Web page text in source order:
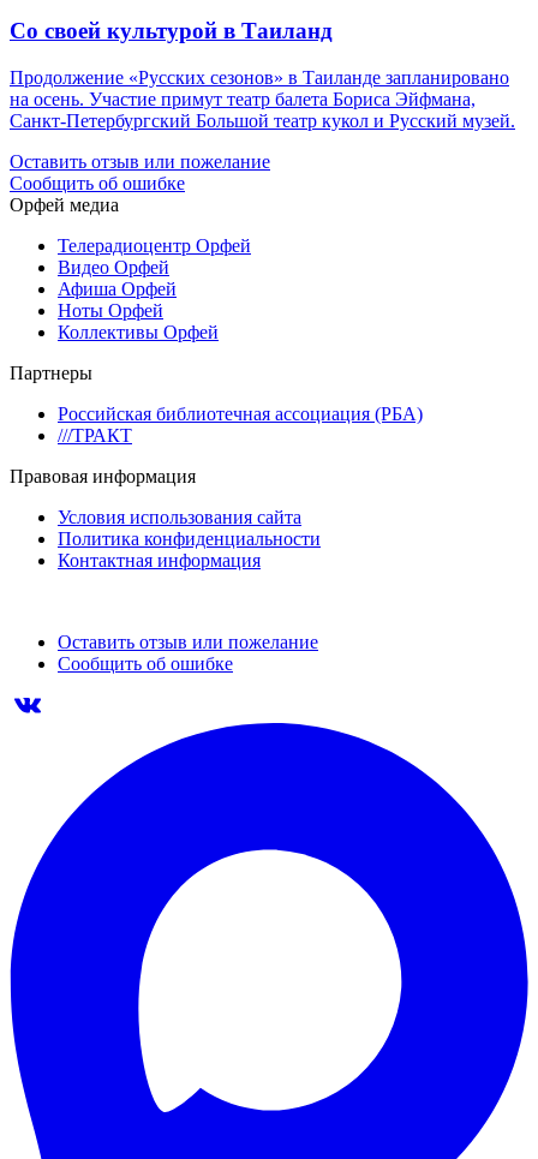
Со своей культурой в Таиланд
Продолжение «Русских сезонов» в Таиланде запланировано
на осень. Участие примут театр балета Бориса Эйфмана,
Санкт-Петербургский Большой театр кукол и Русский музей.
Оставить отзыв или пожелание
Сообщить об ошибке
Орфей медиа
Телерадиоцентр Орфей
Видео Орфей
Афиша Орфей
Ноты Орфей
Коллективы Орфей
Партнеры
Российская библиотечная ассоциация (РБА)
///ТРАКТ
Правовая информация
Условия использования сайта
Политика конфиденциальности
Контактная информация
Оставить отзыв или пожелание
Сообщить об ошибке